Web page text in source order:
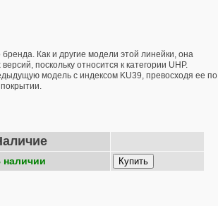
Как и другие модели этой линейки, она
поскольку относится к категории UHP.
модель с индексом KU39, превосходя ее по
наличии